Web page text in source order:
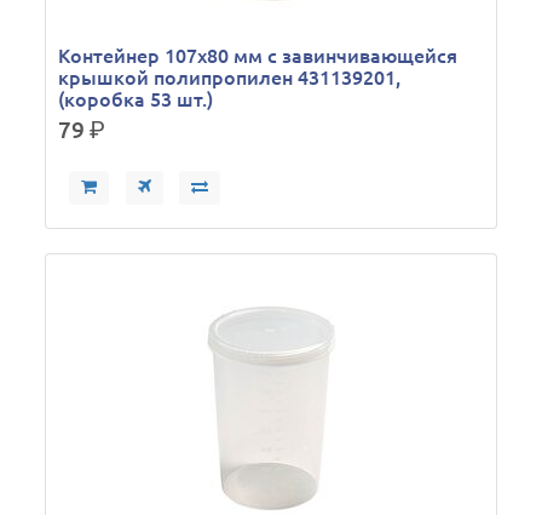
Контейнер 107х80 мм с завинчивающейся
крышкой полипропилен 431139201,
(коробка 53 шт.)
79р.